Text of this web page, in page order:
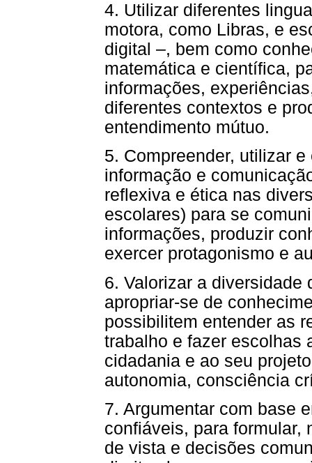
4. Utilizar diferentes
motora, como Libras, e
digital –, bem como
matemática e científica,
informações,
diferentes contextos e
entendimento mútuo.
5. Compreender, utilizar
informação e
reflexiva e ética nas
escolares) para se
informações, produzir
exercer protagonismo e
6. Valorizar a diversidade
apropriar-se de
possibilitem entender as
trabalho e fazer escolhas
cidadania e ao seu
autonomia, consciência
7. Argumentar com base
confiáveis, para formular,
de vista e decisões